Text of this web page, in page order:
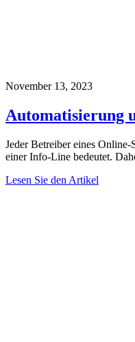
November 13, 2023
Automatisierung
Jeder Betreiber eines
einer Info-Line bedeutet.
Lesen Sie den Artikel